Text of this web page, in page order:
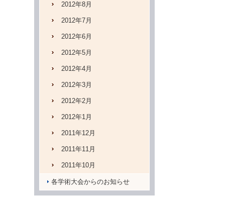
2012年8月
2012年7月
2012年6月
2012年5月
2012年4月
2012年3月
2012年2月
2012年1月
2011年12月
2011年11月
2011年10月
各学術大会からのお知らせ